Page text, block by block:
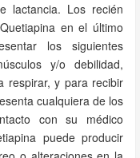
lactancia. Los recién
en el último
los siguientes
y/o debilidad,
respirar, y para recibir
cualquiera de los
con su médico
puede producir